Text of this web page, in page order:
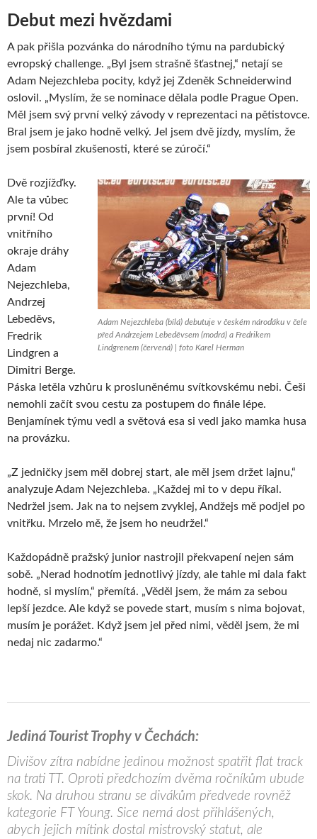
Debut mezi hvězdami
A pak přišla pozvánka do národního týmu na pardubický
evropský challenge. „Byl jsem strašně šťastnej,“ netají se
Adam Nejezchleba pocity, když jej Zdeněk Schneiderwind
oslovil. „Myslím, že se nominace dělala podle Prague Open.
Měl jsem svý první velký závody v reprezentaci na pětistovce.
Bral jsem je jako hodně velký. Jel jsem dvě jízdy, myslím, že
jsem posbíral zkušenosti, které se zúročí.“
Adam Nejezchleba (bílá) debutuje v českém nároďáku v čele
před Andrzejem Lebeděvsem (modrá) a Fredrikem
Lindgrenem (červená) | foto Karel Herman
Dvě rozjížďky.
Ale ta vůbec
první! Od
vnitřního
okraje dráhy
Adam
Nejezchleba,
Andrzej
Lebeděvs,
Fredrik
Lindgren a
Dimitri Berge.
Páska letěla vzhůru k prosluněnému svítkovskému nebi. Češi
nemohli začít svou cestu za postupem do finále lépe.
Benjamínek týmu vedl a světová esa si vedl jako mamka husa
na provázku.
„Z jedničky jsem měl dobrej start, ale měl jsem držet lajnu,“
analyzuje Adam Nejezchleba. „Každej mi to v depu říkal.
Nedržel jsem. Jak na to nejsem zvyklej, Andžejs mě podjel po
vnitřku. Mrzelo mě, že jsem ho neudržel.“
Každopádně pražský junior nastrojil překvapení nejen sám
sobě. „Nerad hodnotím jednotlivý jízdy, ale tahle mi dala fakt
hodně, si myslím,“ přemítá. „Věděl jsem, že mám za sebou
lepší jezdce. Ale když se povede start, musím s nima bojovat,
musím je porážet. Když jsem jel před nimi, věděl jsem, že mi
nedaj nic zadarmo.“
Jediná Tourist Trophy v Čechách:
Divišov zítra nabídne jedinou možnost spatřit flat track
na trati TT. Oproti předchozím dvěma ročníkům ubude
skok. Na druhou stranu se divákům předvede rovněž
kategorie FT Young. Sice nemá dost přihlášených,
abych jejich mítink dostal mistrovský statut, ale